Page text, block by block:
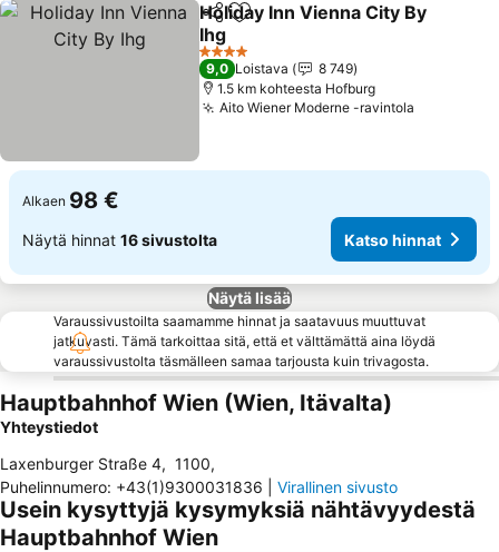
Jaa Lisää suosikkeihin
Holiday Inn Vienna City By
Ihg
Katso hinnat
4 Tähtiluokitus
9,0 Loistava
8 749
1.5 km kohteesta Hofburg
Aito Wiener Moderne -ravintola
Alkaen 98 €
Näytä hinnat 16 sivustolta Katso hinnat
Näytä lisää
Varaussivustoilta saamamme hinnat ja saatavuus muuttuvat
jatkuvasti. Tämä tarkoittaa sitä, että et välttämättä aina löydä
varaussivustolta täsmälleen samaa tarjousta kuin trivagosta.
Hauptbahnhof Wien (Wien, Itävalta)
Yhteystiedot
Laxenburger Straße 4, 1100,
Puhelinnumero: +43(1)9300031836 Virallinen sivusto
Usein kysyttyjä kysymyksiä nähtävyydestä
Hauptbahnhof Wien